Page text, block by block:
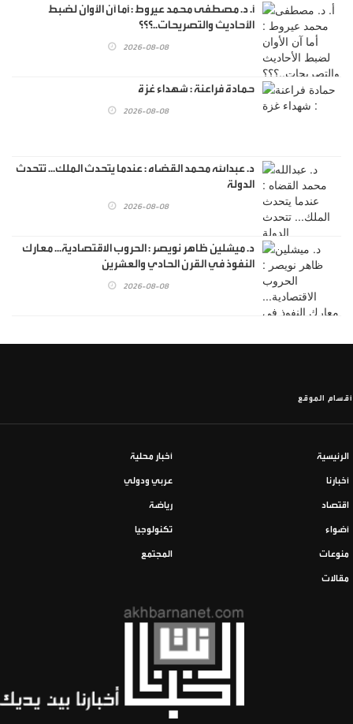
أ. د. مصطفى محمد عيروط : أما آن الأوان لضبط
الأحاديث والتصريحات..؟؟؟
2026-08-08
حمادة فراعنة : شهداء غزة
2026-08-08
د. عبدالله محمد القضاه : عندما يتحدث الملك... تتحدث
الدولة
2026-08-08
د. ميشلين ظاهر نويصر : الحروب الاقتصادية... معارك
النفوذ في القرن الحادي والعشرين
2026-08-08
أقسام الموقع
الرئيسية أخبار محلية
أخبارنا عربي ودولي
اقتصاد رياضة
أضواء تكنولوجيا
منوعات المجتمع
مقالات